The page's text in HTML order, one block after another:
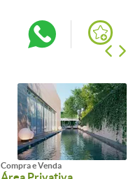
Compra e Venda